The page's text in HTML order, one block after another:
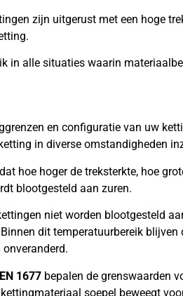
zijn uitgerust met een hoge
in alle situaties waarin
en configuratie van uw
in diverse omstandigheden
hoe hoger de treksterkte, hoe
blootgesteld aan zuren.
niet worden blootgesteld
dit temperatuurbereik blijven
EN 1677 bepalen de grenswaarden
soepel beweegt